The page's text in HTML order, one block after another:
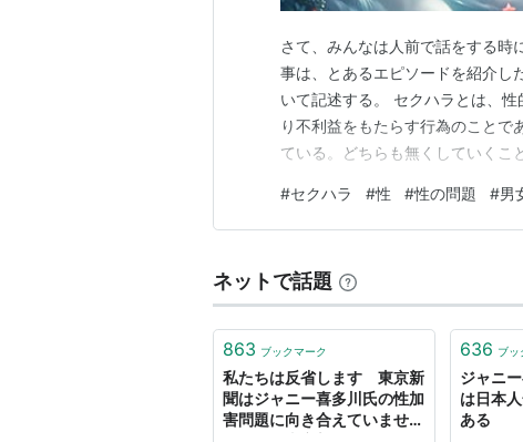
さて、みんなは人前で話をする時
事は、とあるエピソードを紹介し
いて記述する。 セクハラとは、
り不利益をもたらす行為のことで
ている。どちらも無くしていくこ
く社会に残存しており、大きな影
ドだ。 ここはとある大学の教室
#セクハラ #性 #性の問題 #男
ネットで話題
863 ブックマーク
私たちは反省します 東京新
聞はジャニー喜多川氏の性加
害問題に向き合えていません
636 ブッ
ジャニ
は日本
ある